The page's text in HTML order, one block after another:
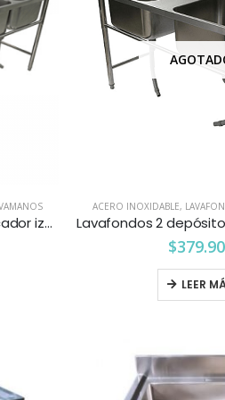
Lavafondos 2 depósitos 1 secador izquierdo 2.0 X 0.66 mts.
ACERO INOXIDABLE,
$
LEER